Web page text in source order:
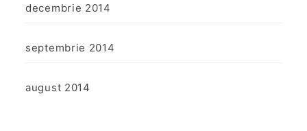
decembrie 2014
septembrie 2014
august 2014